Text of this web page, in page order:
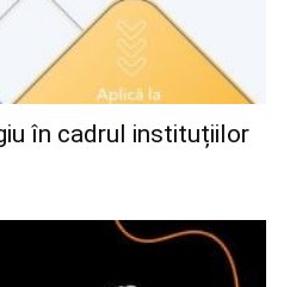
în cadrul instituțiilor